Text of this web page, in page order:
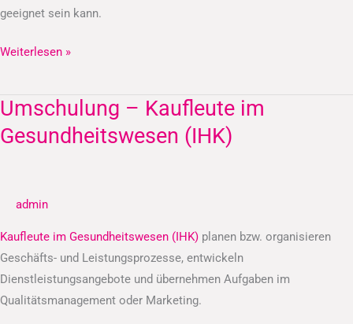
geeignet sein kann.
Weiterlesen »
Umschulung – Kaufleute im
Gesundheitswesen (IHK)
admin
Kaufleute im Gesundheitswesen (IHK) planen bzw. organisieren
Geschäfts- und Leistungsprozesse, entwickeln
Dienstleistungsangebote und übernehmen Aufgaben im
Qualitätsmanagement oder Marketing.
Umschulung
–
Kaufleute
(IHK)